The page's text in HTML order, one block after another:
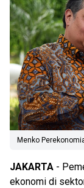
Menko
JAKARTA -
ekonomi di